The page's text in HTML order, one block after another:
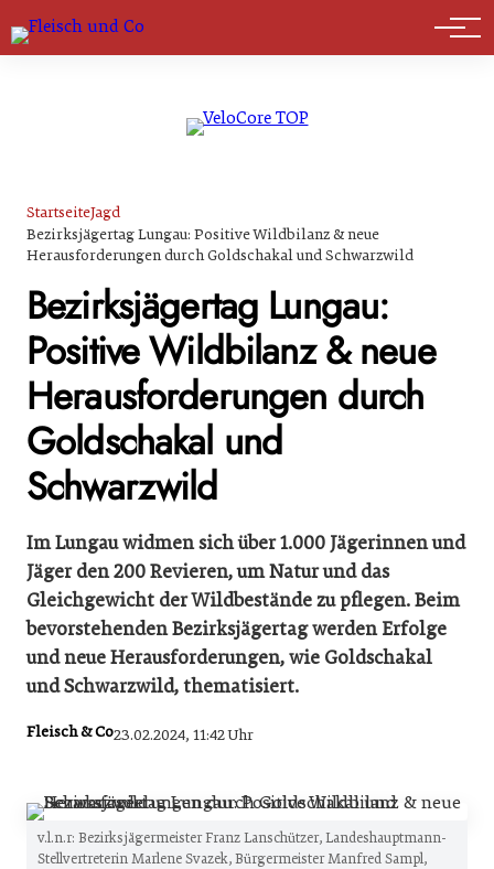
Marktführer
StartseiteJagd
Bezirksjägertag Lungau: Positive Wildbilanz & neue
Herausforderungen durch Goldschakal und Schwarzwild
Bezirksjägertag Lungau:
Positive Wildbilanz & neue
Herausforderungen durch
Goldschakal und
Schwarzwild
Im Lungau widmen sich über 1.000 Jägerinnen und
Jäger den 200 Revieren, um Natur und das
Gleichgewicht der Wildbestände zu pflegen. Beim
bevorstehenden Bezirksjägertag werden Erfolge
und neue Herausforderungen, wie Goldschakal
und Schwarzwild, thematisiert.
Fleisch & Co23.02.2024, 11:42 Uhr
v.l.n.r: Bezirksjägermeister Franz Lanschützer, Landeshauptmann-
Stellvertreterin Marlene Svazek, Bürgermeister Manfred Sampl,